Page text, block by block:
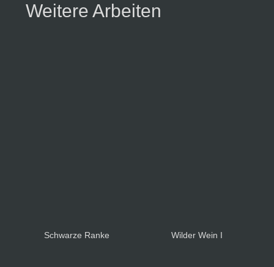
Weitere Arbeiten
Schwarze Ranke Wilder Wein I